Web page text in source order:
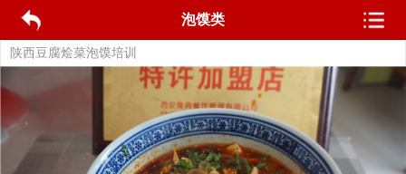
泡馍类
陕西豆腐烩菜泡馍培训